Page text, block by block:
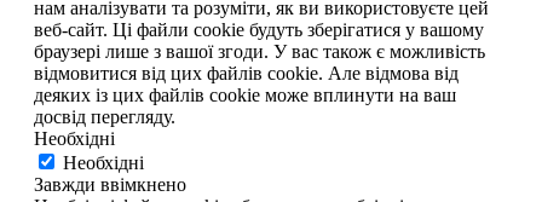
нам аналізувати та розуміти, як ви використовуєте цей
веб-сайт. Ці файли cookie будуть зберігатися у вашому
браузері лише з вашої згоди. У вас також є можливість
відмовитися від цих файлів cookie. Але відмова від
деяких із цих файлів cookie може вплинути на ваш
досвід перегляду.
Необхідні
Необхідні
Завжди ввімкнено